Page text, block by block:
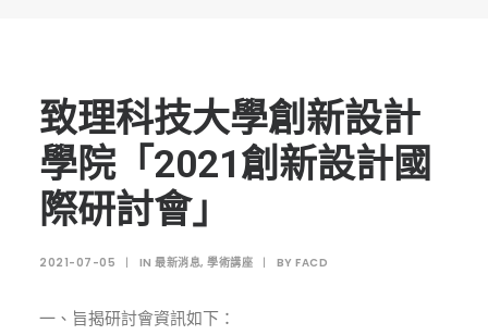
表單下載
招生資訊
高中生專區
境外生專區 PROSPECTIVE STUDENTS
聯絡我們 CONTACT
致理科技大學創新設計
學院「2021創新設計國
際研討會」
2021-07-05 | IN 最新消息, 學術講座 | BY FACD
一、旨揭研討會資訊如下：